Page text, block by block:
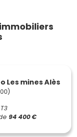
Les mines Alès
94 400 €